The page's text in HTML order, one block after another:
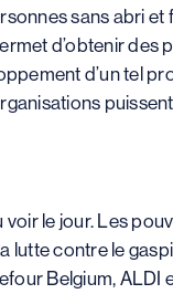
sans abri et
d’obtenir des
d’un tel
voir le jour. Les
contre le
Belgium, ALDI